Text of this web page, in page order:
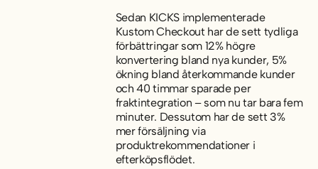
Sedan KICKS implementerade
Kustom Checkout har de sett tydliga
förbättringar som 12% högre
konvertering bland nya kunder, 5%
ökning bland återkommande kunder
och 40 timmar sparade per
fraktintegration – som nu tar bara fem
minuter. Dessutom har de sett 3%
mer försäljning via
produktrekommendationer i
efterköpsflödet.